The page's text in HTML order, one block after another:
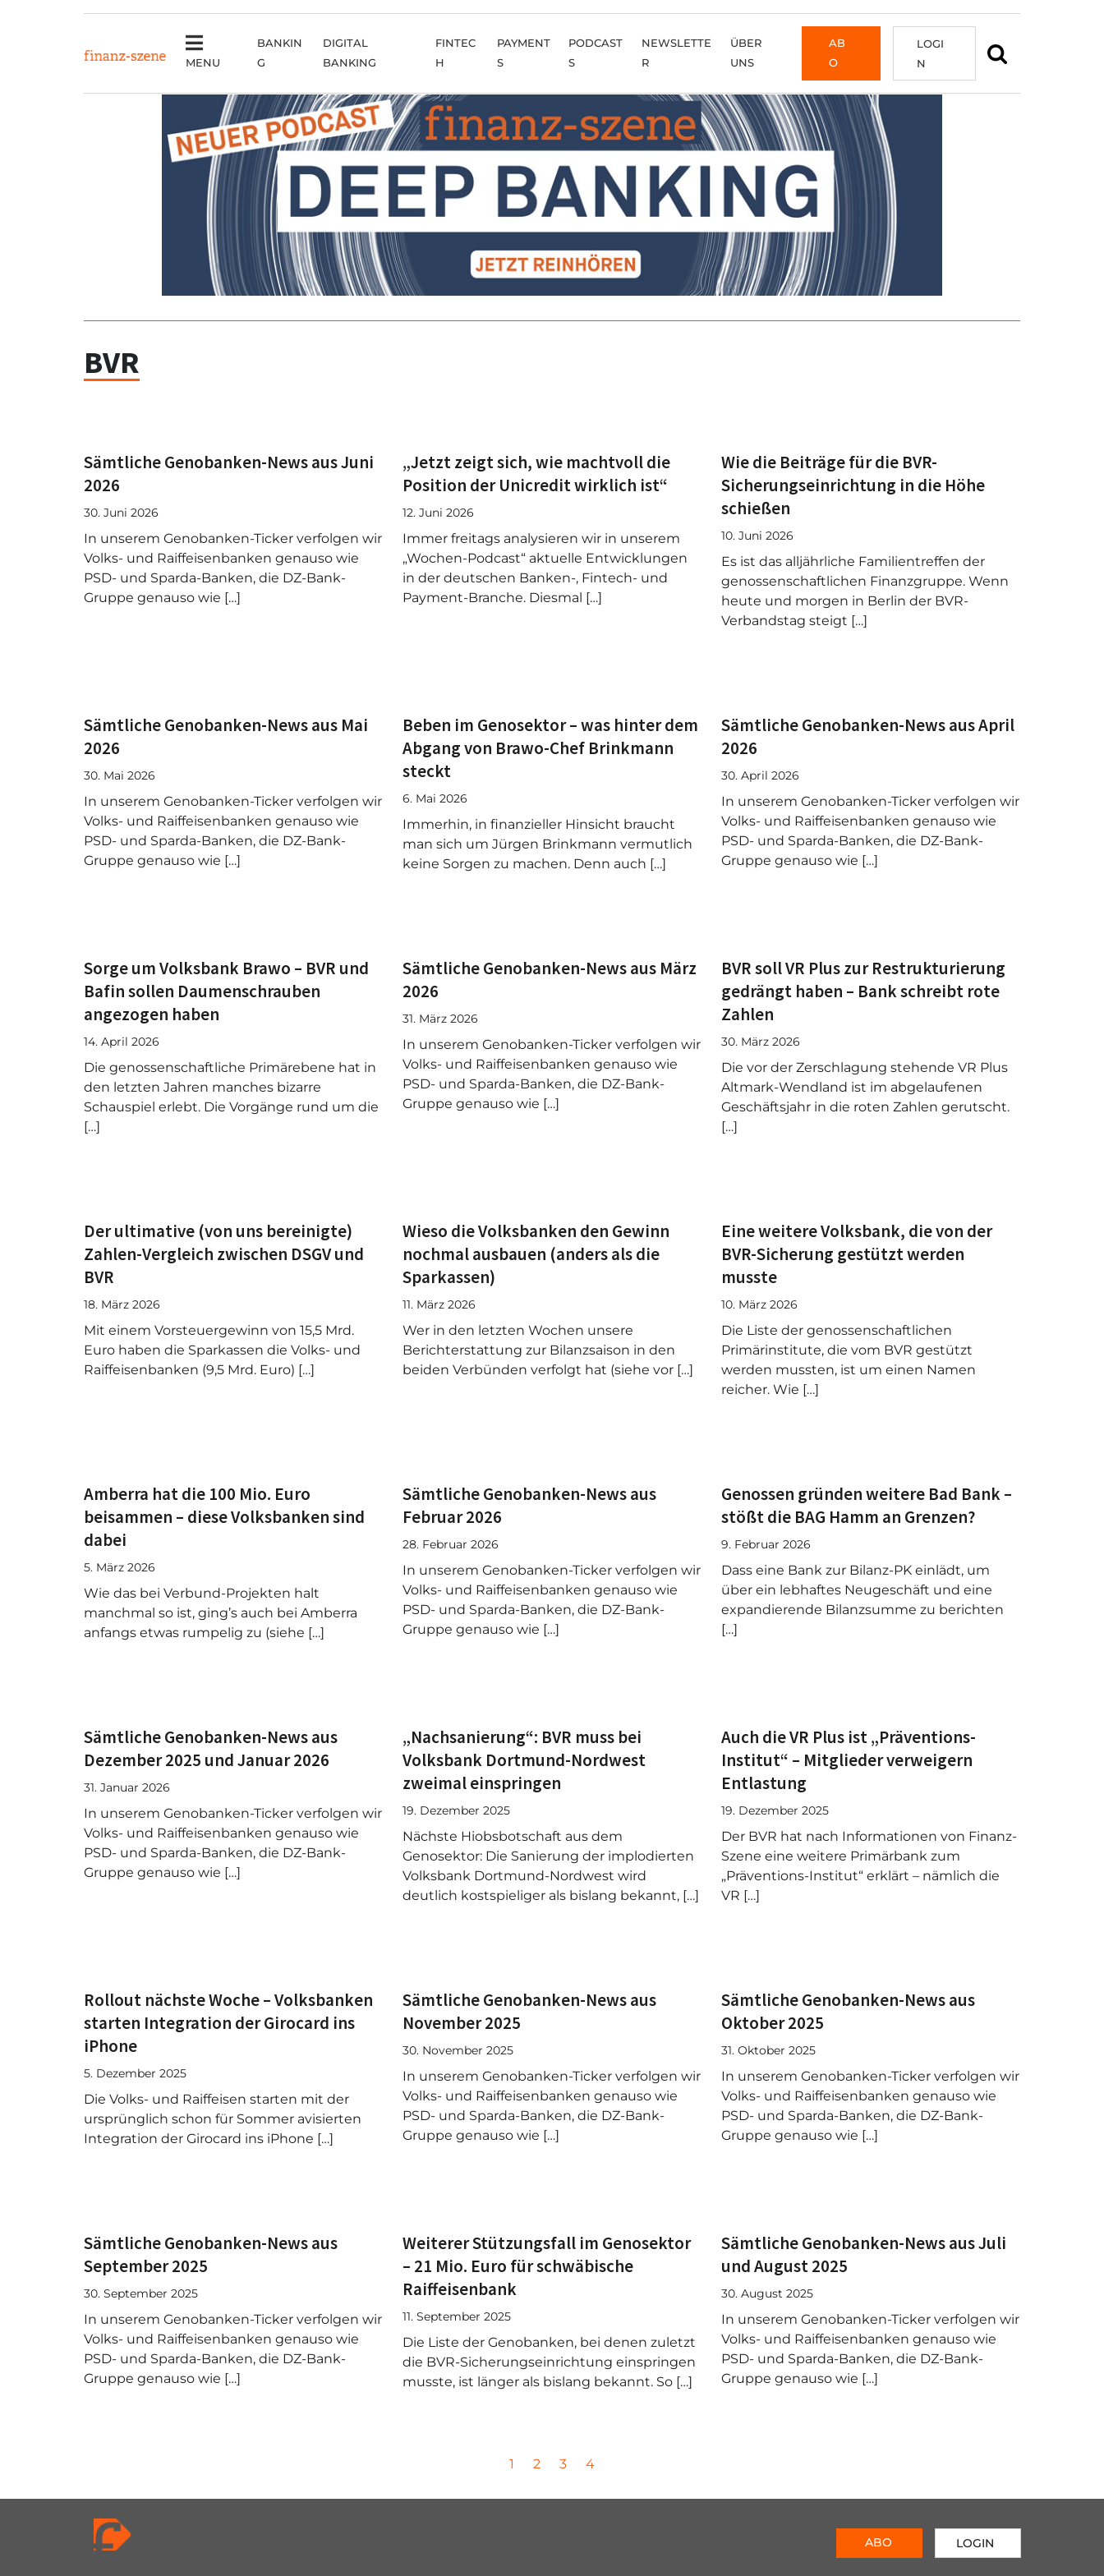
MENU
BANKIN
G
DIGITAL
BANKING
FINTEC
H
PAYMENT
S
PODCAST
S
NEWSLETTE
R
ÜBER
UNS
AB
O
LOGI
N
BVR
Sämtliche Genobanken-News aus Juni
2026
30. Juni 2026
In unserem Genobanken-Ticker verfolgen wir
Volks- und Raiffeisenbanken genauso wie
PSD- und Sparda-Banken, die DZ-Bank-
Gruppe genauso wie […]
„Jetzt zeigt sich, wie machtvoll die
Position der Unicredit wirklich ist“
12. Juni 2026
Immer freitags analysieren wir in unserem
„Wochen-Podcast“ aktuelle Entwicklungen
in der deutschen Banken-, Fintech- und
Payment-Branche. Diesmal […]
Wie die Beiträge für die BVR-
Sicherungseinrichtung in die Höhe
schießen
10. Juni 2026
Es ist das alljährliche Familientreffen der
genossenschaftlichen Finanzgruppe. Wenn
heute und morgen in Berlin der BVR-
Verbandstag steigt […]
Sämtliche Genobanken-News aus Mai
2026
30. Mai 2026
In unserem Genobanken-Ticker verfolgen wir
Volks- und Raiffeisenbanken genauso wie
PSD- und Sparda-Banken, die DZ-Bank-
Gruppe genauso wie […]
Beben im Genosektor – was hinter dem
Abgang von Brawo-Chef Brinkmann
steckt
6. Mai 2026
Immerhin, in finanzieller Hinsicht braucht
man sich um Jürgen Brinkmann vermutlich
keine Sorgen zu machen. Denn auch […]
Sämtliche Genobanken-News aus April
2026
30. April 2026
In unserem Genobanken-Ticker verfolgen wir
Volks- und Raiffeisenbanken genauso wie
PSD- und Sparda-Banken, die DZ-Bank-
Gruppe genauso wie […]
Sorge um Volksbank Brawo – BVR und
Bafin sollen Daumenschrauben
angezogen haben
14. April 2026
Die genossenschaftliche Primärebene hat in
den letzten Jahren manches bizarre
Schauspiel erlebt. Die Vorgänge rund um die
[…]
Sämtliche Genobanken-News aus März
2026
31. März 2026
In unserem Genobanken-Ticker verfolgen wir
Volks- und Raiffeisenbanken genauso wie
PSD- und Sparda-Banken, die DZ-Bank-
Gruppe genauso wie […]
BVR soll VR Plus zur Restrukturierung
gedrängt haben – Bank schreibt rote
Zahlen
30. März 2026
Die vor der Zerschlagung stehende VR Plus
Altmark-Wendland ist im abgelaufenen
Geschäftsjahr in die roten Zahlen gerutscht.
[…]
Der ultimative (von uns bereinigte)
Zahlen-Vergleich zwischen DSGV und
BVR
18. März 2026
Mit einem Vorsteuergewinn von 15,5 Mrd.
Euro haben die Sparkassen die Volks- und
Raiffeisenbanken (9,5 Mrd. Euro) […]
Wieso die Volksbanken den Gewinn
nochmal ausbauen (anders als die
Sparkassen)
11. März 2026
Wer in den letzten Wochen unsere
Berichterstattung zur Bilanzsaison in den
beiden Verbünden verfolgt hat (siehe vor […]
Eine weitere Volksbank, die von der
BVR-Sicherung gestützt werden
musste
10. März 2026
Die Liste der genossenschaftlichen
Primärinstitute, die vom BVR gestützt
werden mussten, ist um einen Namen
reicher. Wie […]
Amberra hat die 100 Mio. Euro
beisammen – diese Volksbanken sind
dabei
5. März 2026
Wie das bei Verbund-Projekten halt
manchmal so ist, ging’s auch bei Amberra
anfangs etwas rumpelig zu (siehe […]
Sämtliche Genobanken-News aus
Februar 2026
28. Februar 2026
In unserem Genobanken-Ticker verfolgen wir
Volks- und Raiffeisenbanken genauso wie
PSD- und Sparda-Banken, die DZ-Bank-
Gruppe genauso wie […]
Genossen gründen weitere Bad Bank –
stößt die BAG Hamm an Grenzen?
9. Februar 2026
Dass eine Bank zur Bilanz-PK einlädt, um
über ein lebhaftes Neugeschäft und eine
expandierende Bilanzsumme zu berichten
[…]
Sämtliche Genobanken-News aus
Dezember 2025 und Januar 2026
31. Januar 2026
In unserem Genobanken-Ticker verfolgen wir
Volks- und Raiffeisenbanken genauso wie
PSD- und Sparda-Banken, die DZ-Bank-
Gruppe genauso wie […]
„Nachsanierung“: BVR muss bei
Volksbank Dortmund-Nordwest
zweimal einspringen
19. Dezember 2025
Nächste Hiobsbotschaft aus dem
Genosektor: Die Sanierung der implodierten
Volksbank Dortmund-Nordwest wird
deutlich kostspieliger als bislang bekannt, […]
Auch die VR Plus ist „Präventions-
Institut“ – Mitglieder verweigern
Entlastung
19. Dezember 2025
Der BVR hat nach Informationen von Finanz-
Szene eine weitere Primärbank zum
„Präventions-Institut“ erklärt – nämlich die
VR […]
Rollout nächste Woche – Volksbanken
starten Integration der Girocard ins
iPhone
5. Dezember 2025
Die Volks- und Raiffeisen starten mit der
ursprünglich schon für Sommer avisierten
Integration der Girocard ins iPhone […]
Sämtliche Genobanken-News aus
November 2025
30. November 2025
In unserem Genobanken-Ticker verfolgen wir
Volks- und Raiffeisenbanken genauso wie
PSD- und Sparda-Banken, die DZ-Bank-
Gruppe genauso wie […]
Sämtliche Genobanken-News aus
Oktober 2025
31. Oktober 2025
In unserem Genobanken-Ticker verfolgen wir
Volks- und Raiffeisenbanken genauso wie
PSD- und Sparda-Banken, die DZ-Bank-
Gruppe genauso wie […]
Sämtliche Genobanken-News aus
September 2025
30. September 2025
In unserem Genobanken-Ticker verfolgen wir
Volks- und Raiffeisenbanken genauso wie
PSD- und Sparda-Banken, die DZ-Bank-
Gruppe genauso wie […]
Weiterer Stützungsfall im Genosektor
– 21 Mio. Euro für schwäbische
Raiffeisenbank
11. September 2025
Die Liste der Genobanken, bei denen zuletzt
die BVR-Sicherungseinrichtung einspringen
musste, ist länger als bislang bekannt. So […]
Sämtliche Genobanken-News aus Juli
und August 2025
30. August 2025
In unserem Genobanken-Ticker verfolgen wir
Volks- und Raiffeisenbanken genauso wie
PSD- und Sparda-Banken, die DZ-Bank-
Gruppe genauso wie […]
g
P
g
1
P
g
2
P
g
3
P
g
4
ABO LOGIN